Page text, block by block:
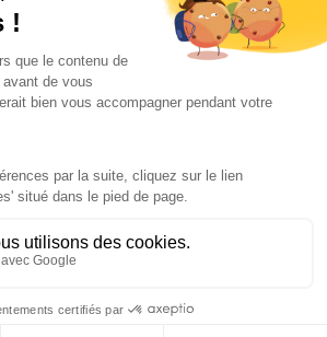
des Arts | Tous droits réservés
Réalisation Isomorph